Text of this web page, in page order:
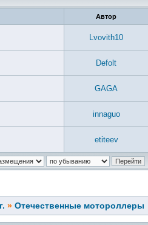
Автор
Lvovith10
Defolt
GAGA
innaguo
etiteev
» Отечественные мотороллеры